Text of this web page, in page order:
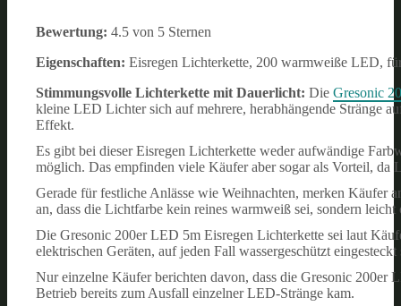
Bewertung: 4.5 von 5 Sternen
Eigenschaften: Eisregen Lichterkette, 200 warmweiße LED,
Stimmungsvolle Lichterkette mit Dauerlicht: Die Gresonic
kleine LED Lichter sich auf mehrere, herabhängende Stränge
Effekt.
Es gibt bei dieser Eisregen Lichterkette weder aufwändige
möglich. Das empfinden viele Käufer aber sogar als Vorteil,
Gerade für festliche Anlässe wie Weihnachten, merken Käufer
an, dass die Lichtfarbe kein reines warmweiß sei, sondern
Die Gresonic 200er LED 5m Eisregen Lichterkette sei laut
elektrischen Geräten, auf jeden Fall wassergeschützt eingesteckt
Nur einzelne Käufer berichten davon, dass die Gresonic 200er
Betrieb bereits zum Ausfall einzelner LED-Stränge kam.